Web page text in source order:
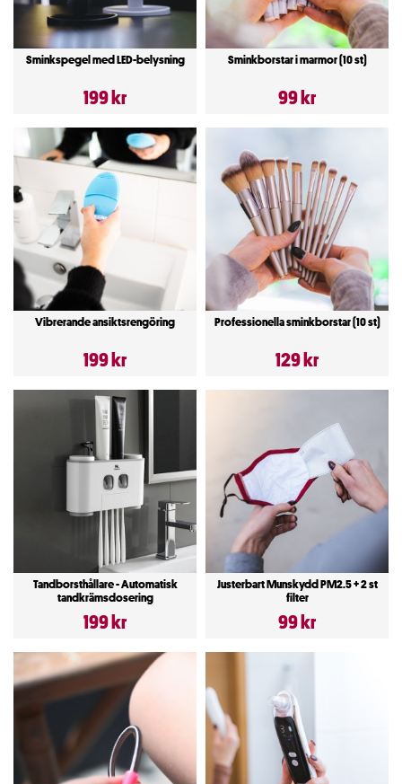
Sminkspegel med LED-belysning
199 kr
Sminkborstar i marmor (10 st)
99 kr
Vibrerande ansiktsrengöring
199 kr
Professionella sminkborstar (10 st)
129 kr
Tandborsthållare - Automatisk
tandkrämsdosering
199 kr
Justerbart Munskydd PM2.5 + 2 st
filter
99 kr